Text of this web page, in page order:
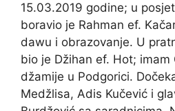
15.03.2019 godine; u
boravio je Rahman ef.
dawu i obrazovanje. U
bio je Džihan ef. Hot; imam
džamije u Podgorici.
Medžlisa, Adis Kučević i